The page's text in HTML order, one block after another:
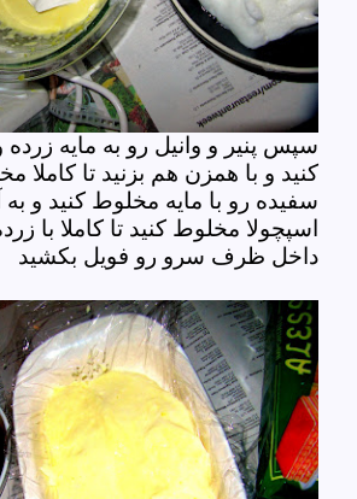
سپس پنیر و وانیل رو به مایه
کنید و با همزن هم بزنید تا کاملا
سفیده رو با مایه مخلوط کنید و به
اسپچولا مخلوط کنید تا کاملا با
داخل ظرف سرو رو فویل بکشید